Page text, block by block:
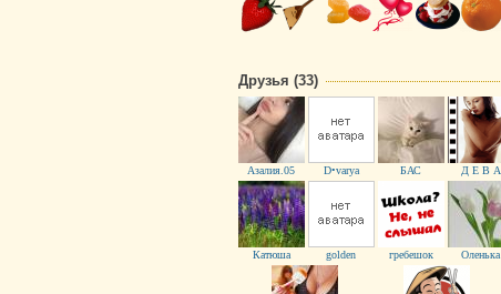
Друзья (33)
Азалия.05 D•varya БАС Д Е В А
Кaтюша golden гребешoк Oленька